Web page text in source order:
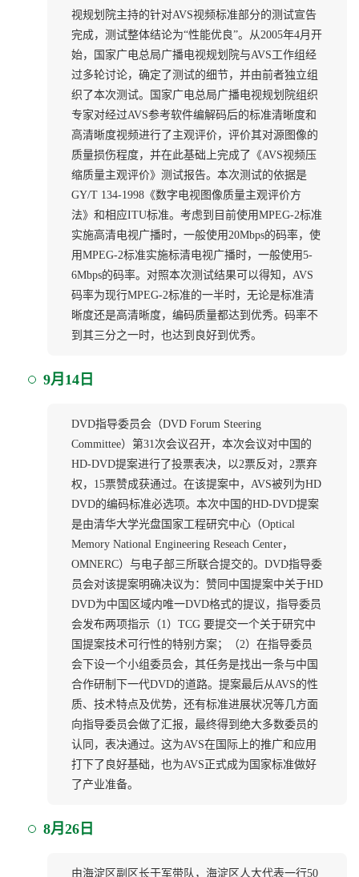
视规划院主持的针对AVS视频标准部分的测试宣告
完成，测试整体结论为“性能优良”。从2005年4月开
始，国家广电总局广播电视规划院与AVS工作组经
过多轮讨论，确定了测试的细节，并由前者独立组
织了本次测试。国家广电总局广播电视规划院组织
专家对经过AVS参考软件编解码后的标准清晰度和
高清晰度视频进行了主观评价，评价其对源图像的
质量损伤程度，并在此基础上完成了《AVS视频压
缩质量主观评价》测试报告。本次测试的依据是
GY/T 134-1998《数字电视图像质量主观评价方
法》和相应ITU标准。考虑到目前使用MPEG-2标准
实施高清电视广播时，一般使用20Mbps的码率，使
用MPEG-2标准实施标清电视广播时，一般使用5-
6Mbps的码率。对照本次测试结果可以得知，AVS
码率为现行MPEG-2标准的一半时，无论是标准清
晰度还是高清晰度，编码质量都达到优秀。码率不
到其三分之一时，也达到良好到优秀。
9月14日
DVD指导委员会（DVD Forum Steering
Committee）第31次会议召开，本次会议对中国的
HD-DVD提案进行了投票表决，以2票反对，2票弃
权，15票赞成获通过。在该提案中，AVS被列为HD
DVD的编码标准必选项。本次中国的HD-DVD提案
是由清华大学光盘国家工程研究中心（Optical
Memory National Engineering Reseach Center，
OMNERC）与电子部三所联合提交的。DVD指导委
员会对该提案明确决议为：赞同中国提案中关于HD
DVD为中国区域内唯一DVD格式的提议，指导委员
会发布两项指示（1）TCG 要提交一个关于研究中
国提案技术可行性的特别方案；（2）在指导委员
会下设一个小组委员会，其任务是找出一条与中国
合作研制下一代DVD的道路。提案最后从AVS的性
质、技术特点及优势，还有标准进展状况等几方面
向指导委员会做了汇报，最终得到绝大多数委员的
认同，表决通过。这为AVS在国际上的推广和应用
打下了良好基础，也为AVS正式成为国家标准做好
了产业准备。
8月26日
由海淀区副区长于军带队，海淀区人大代表一行50